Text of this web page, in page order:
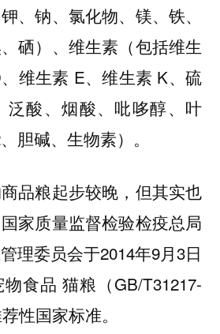
、钠、氯化物、镁、铁、
硒）、 维生素 （包括维生
维生素 E、维生素 K、硫
泛酸、烟酸、吡哆醇、叶
胆碱、生物素）。
品粮起步较晚，但其实也
家质量监督检验检疫总局
理委员会于2014年9月3日
食品 猫粮（GB/T31217-
性国家标准。